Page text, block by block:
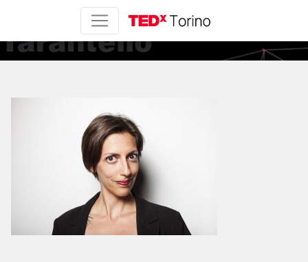
10-Mariachiara-
Tarantello